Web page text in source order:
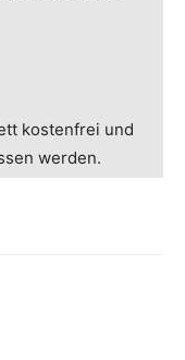
kostenfrei und
werden.